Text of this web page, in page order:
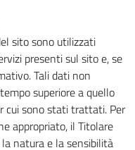
sito sono utilizzati
presenti sul sito e, se
Tali dati non
superiore a quello
cui sono stati trattati. Per
appropriato, il Titolare
natura e la sensibilità